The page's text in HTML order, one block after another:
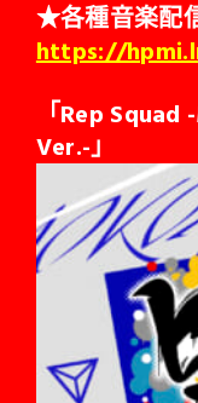
★各種音楽配
https://
「Rep Squad
Ver.-」